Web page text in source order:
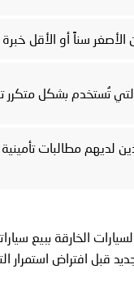
الأصغر سناً أو الأقل
تُستخدم بشكل متكرر
لديهم مطالبات
الخارقة ببيع
قبل افتراض استمرار